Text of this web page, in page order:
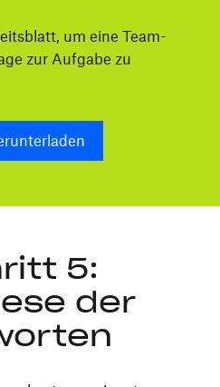
um eine Team-
zur Aufgabe zu
5:
der